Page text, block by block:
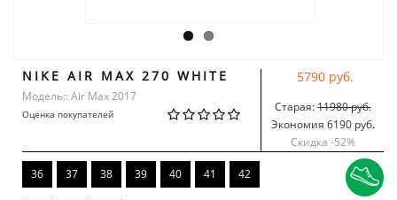
NIKE AIR MAX 270 WHITE
Модель:: Air Max 2017
Оценка покупателей
5790 руб.
Старая:11980 руб.
Экономия 6190 руб.
Скидка -52%
36 37 38 39 40 41 42